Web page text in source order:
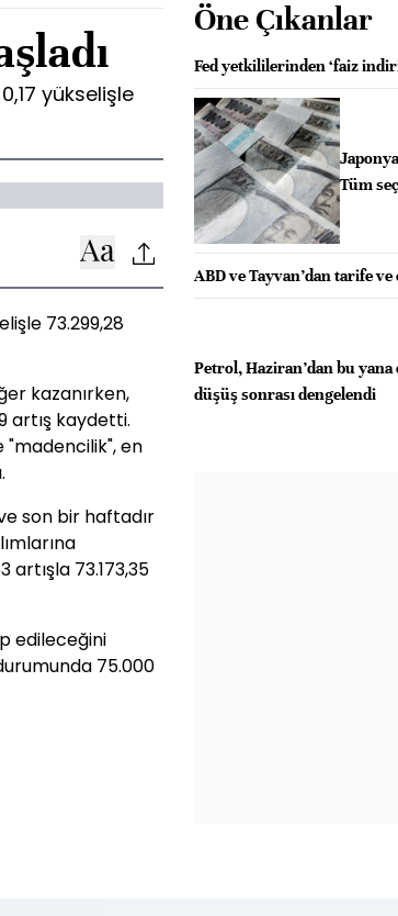
yükselişle
73.299,28
kazanırken,
artış kaydetti.
"madencilik", en
son bir haftadır
artışla 73.173,35
edileceğini
75.000
Öne Çıkanlar
Fed yetkililerinden ‘faiz
Tüm
ABD ve Tayvan’dan tarife ve
Petrol, Haziran’dan bu yana
düşüş sonrası dengelendi